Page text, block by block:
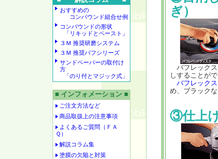
おすすめの
コンパウンド組合せ例
コンパウンドの形状
「リキッドとペースト」
３Ｍ 推奨研磨システム
３Ｍ 推奨バフシリーズ
サンドペーパーの取付け
方
「のり付とマジック式」
■ インフォメーション ■
ご注文方法など
商品取扱上の注意事項
よくあるご質問（ＦＡ
Ｑ）
解説コラム集
塗膜の欠陥と対策
ぎ）
バフレックス
しすることが
バフレック
め、ブラック
③仕上